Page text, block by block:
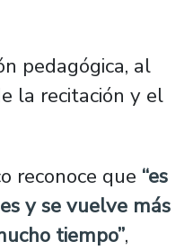
pedagógica, al
la recitación y el
reconoce que “es
y se vuelve más
tiempo”,